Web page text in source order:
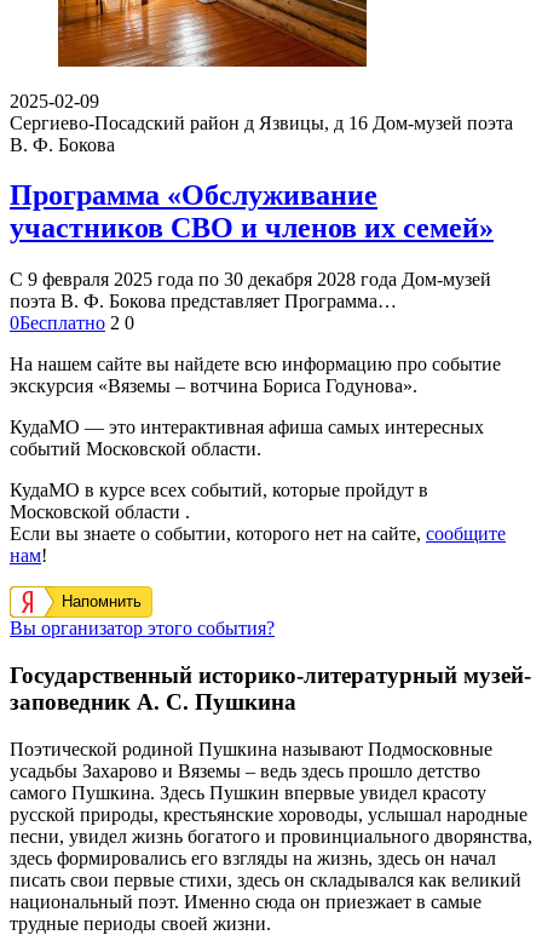
2025-02-09
Сергиево-Посадский район д Язвицы, д 16 Дом-музей поэта
В. Ф. Бокова
Программа «Обслуживание
участников СВО и членов их семей»
С 9 февраля 2025 года по 30 декабря 2028 года Дом-музей
поэта В. Ф. Бокова представляет Программа…
0Бесплатно 2 0
На нашем сайте вы найдете всю информацию про событие
экскурсия «Вяземы – вотчина Бориса Годунова».
КудаМО — это интерактивная афиша самых интересных
событий Московской области.
КудаМО в курсе всех событий, которые пройдут в
Московской области .
Если вы знаете о событии, которого нет на сайте, сообщите
нам!
Напомнить
Вы организатор этого события?
Государственный историко-литературный музей-
заповедник А. С. Пушкина
Поэтической родиной Пушкина называют Подмосковные
усадьбы Захарово и Вяземы – ведь здесь прошло детство
самого Пушкина. Здесь Пушкин впервые увидел красоту
русской природы, крестьянские хороводы, услышал народные
песни, увидел жизнь богатого и провинциального дворянства,
здесь формировались его взгляды на жизнь, здесь он начал
писать свои первые стихи, здесь он складывался как великий
национальный поэт. Именно сюда он приезжает в самые
трудные периоды своей жизни.